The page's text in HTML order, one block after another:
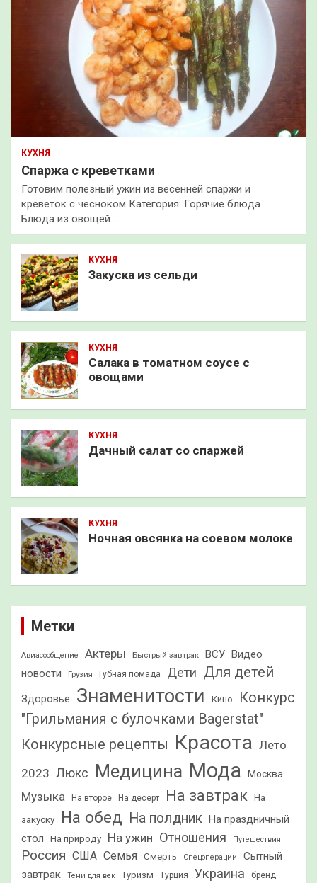
КУХНЯ
Спаржа с креветками
Готовим полезный ужин из весенней спаржи и
креветок с чесноком Категория: Горячие блюда
Блюда из овощей…
КУХНЯ
Закуска из сельди
КУХНЯ
Салака в томатном соусе с
овощами
КУХНЯ
Дачный салат со спаржей
КУХНЯ
Ночная овсянка на соевом молоке
Метки
Авиасообщение Актеры Быстрый завтрак ВСУ Видео
новости
Грузия Губная помада Дети Для детей
Здоровье Знаменитости Кино
Конкурс
"Грильмания с булочками Bagerstat"
Конкурсные рецепты Красота Лето
2023 Люкс Медицина Мода Москва
Музыка На второе На десерт На завтрак На
закуску На обед На полдник На праздничный
стол
На природу На ужин Отношения Путешествия
Россия США Семья Смерть Спецоперации
Сытный
завтрак
Тени для век Туризм Турция Украина бренд